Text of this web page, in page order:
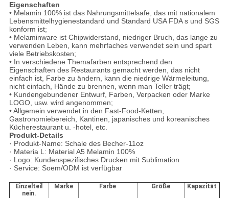
Eigenschaften
• Melamin 100% ist das Nahrungsmittelsafe, das mit nationalem
Lebensmittelhygienestandard und Standard USA FDA s und SGS
konform ist;
• Melaminware ist Chipwiderstand, niedriger Bruch, das lange zu
verwenden Leben, kann mehrfaches verwendet sein und spart
viele Betriebskosten;
• In verschiedene Themafarben entsprechend den
Eigenschaften des Restaurants gemacht werden, das nicht
einfach ist, Farbe zu ändern, kann die niedrige Wärmeleitung,
nicht einfach, Hände zu brennen, wenn man Teller trägt;
• Kundengebundener Entwurf, Farben, Verpacken oder Marke
LOGO, usw. wird angenommen;
• Allgemein verwendet in den Fast-Food-Ketten,
Gastronomiebereich, Kantinen, japanisches und koreanisches
Kücherestaurant u. -hotel, etc.
Produkt-Details
· Produkt-Name: Schale des Becher-11oz
· Materia L: Material A5 Melamin 100%
· Logo: Kundenspezifisches Drucken mit Sublimation
· Service: Soem/ODM ist verfügbar
Einzelteil
nein.
Marke Farbe Größe Kapazität